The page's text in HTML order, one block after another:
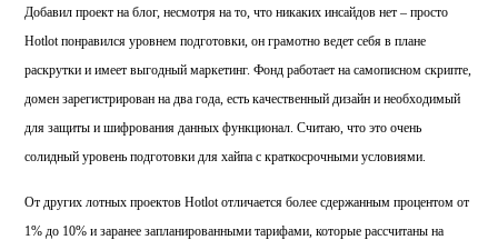
Добавил проект на блог, несмотря на то, что никаких инсайдов нет – просто
Hotlot понравился уровнем подготовки, он грамотно ведет себя в плане
раскрутки и имеет выгодный маркетинг. Фонд работает на самописном скрипте,
домен зарегистрирован на два года, есть качественный дизайн и необходимый
для защиты и шифрования данных функционал. Считаю, что это очень
солидный уровень подготовки для хайпа с краткосрочными условиями.
От других лотных проектов Hotlot отличается более сдержанным процентом от
1% до 10% и заранее запланированными тарифами, которые рассчитаны на